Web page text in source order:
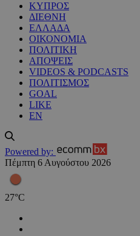
ΚΥΠΡΟΣ
ΔΙΕΘΝΗ
ΕΛΛΑΔΑ
ΟΙΚΟΝΟΜΙΑ
ΠΟΛΙΤΙΚΗ
ΑΠΟΨΕΙΣ
VIDEOS & PODCASTS
ΠΟΛΙΤΙΣΜΟΣ
GOAL
LIKE
EN
Powered by:
Πέμπτη 6 Αυγούστου 2026
27°C